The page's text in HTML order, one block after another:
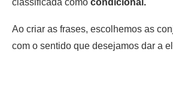
Ao criar as frases, escolhemos as
com o sentido que desejamos dar a